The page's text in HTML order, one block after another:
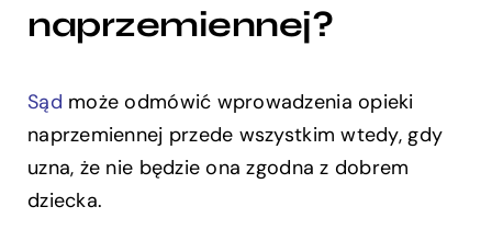
naprzemiennej?
Sąd może odmówić wprowadzenia opieki
naprzemiennej przede wszystkim wtedy, gdy
uzna, że nie będzie ona zgodna z dobrem
dziecka.